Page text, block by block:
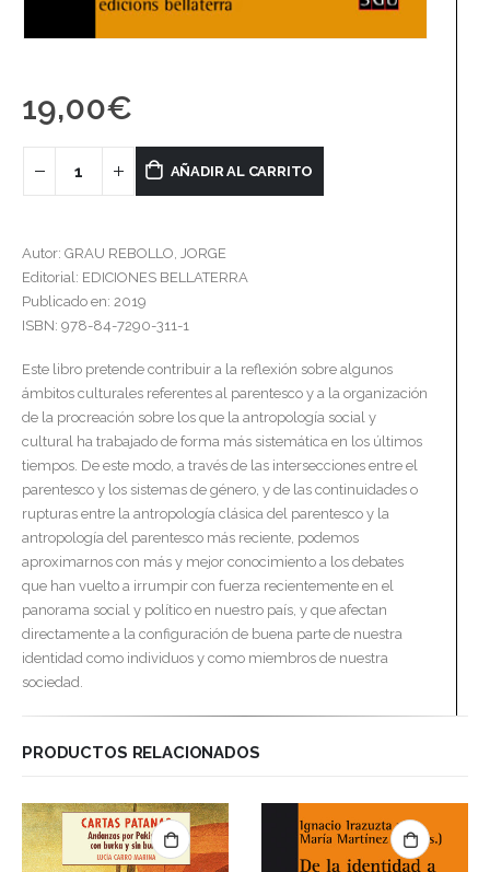
19,00€
AÑADIR AL CARRITO
Autor: GRAU REBOLLO, JORGE
Editorial: EDICIONES BELLATERRA
Publicado en: 2019
ISBN: 978-84-7290-311-1
Este libro pretende contribuir a la reflexión sobre algunos
ámbitos culturales referentes al parentesco y a la organización
de la procreación sobre los que la antropología social y
cultural ha trabajado de forma más sistemática en los últimos
tiempos. De este modo, a través de las intersecciones entre el
parentesco y los sistemas de género, y de las continuidades o
rupturas entre la antropología clásica del parentesco y la
antropología del parentesco más reciente, podemos
aproximarnos con más y mejor conocimiento a los debates
que han vuelto a irrumpir con fuerza recientemente en el
panorama social y político en nuestro país, y que afectan
directamente a la configuración de buena parte de nuestra
identidad como individuos y como miembros de nuestra
sociedad.
PRODUCTOS RELACIONADOS